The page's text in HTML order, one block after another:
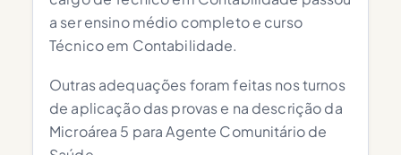
a ser ensino médio completo e curso
Técnico em Contabilidade.
Outras adequações foram feitas nos turnos
de aplicação das provas e na descrição da
Microárea 5 para Agente Comunitário de